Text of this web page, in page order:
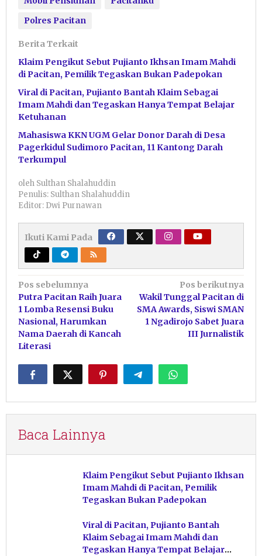
Polres Pacitan
Berita Terkait
Klaim Pengikut Sebut Pujianto Ikhsan Imam Mahdi
di Pacitan, Pemilik Tegaskan Bukan Padepokan
Viral di Pacitan, Pujianto Bantah Klaim Sebagai
Imam Mahdi dan Tegaskan Hanya Tempat Belajar
Ketuhanan
Mahasiswa KKN UGM Gelar Donor Darah di Desa
Pagerkidul Sudimoro Pacitan, 11 Kantong Darah
Terkumpul
oleh Sulthan Shalahuddin
Penulis: Sulthan Shalahuddin
Editor: Dwi Purnawan
Ikuti Kami Pada
Navigasi
pos
Pos sebelumnya
Putra Pacitan Raih Juara
1 Lomba Resensi Buku
Nasional, Harumkan
Nama Daerah di Kancah
Literasi
Pos berikutnya
Wakil Tunggal Pacitan di
SMA Awards, Siswi SMAN
1 Ngadirojo Sabet Juara
III Jurnalistik
Baca Lainnya
Klaim Pengikut Sebut Pujianto Ikhsan
Imam Mahdi di Pacitan, Pemilik
Tegaskan Bukan Padepokan
Viral di Pacitan, Pujianto Bantah
Klaim Sebagai Imam Mahdi dan
Tegaskan Hanya Tempat Belajar